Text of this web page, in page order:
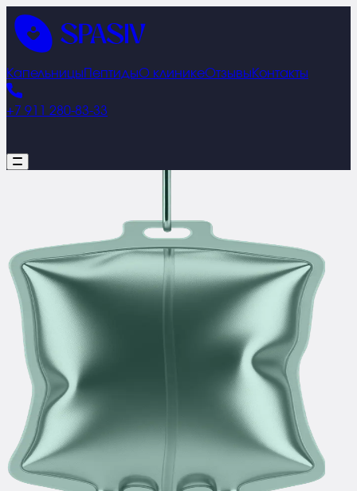
Капельницы ПептидыО клиникеОтзывыКонтакты
+7 911 280-83-33